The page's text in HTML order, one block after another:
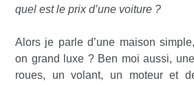
quel est le prix d’une voiture ?
Alors je parle d’une maison
on grand luxe ? Ben moi aussi,
roues, un volant, un moteur et